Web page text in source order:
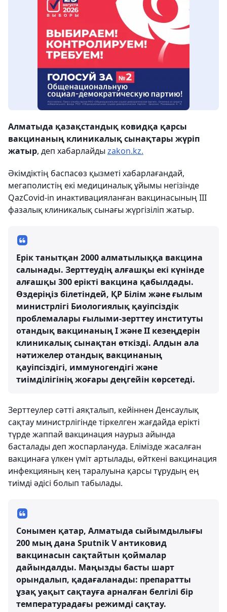
Алматыда қазақстандық ковидқа қарсы
вакцинаның клиникалық сынақтары жүріп
жатыр, деп хабарлайды zakon.kz.
Әкімдіктің баспасөз қызметі хабарлағандай,
мегаполистің екі медициналық ұйымы негізінде
QazCovid-in инактивацияланған вакцинасының ІІІ
фазалық клиникалық сынағы жүргізіліп жатыр.
Ерік танытқан 2000 алматылыққа вакцина
салынады. Зерттеудің алғашқы екі күнінде
алғашқы 300 ерікті вакцина қабылдады.
Өздеріңіз білетіндей, ҚР Білім және ғылым
министрлігі Биологиялық қауіпсіздік
проблемалары ғылыми-зерттеу институты
отандық вакцинаның І және ІІ кезеңдерін
клиникалық сынақтан өткізді. Алдын ала
нәтижелер отандық вакцинаның
қауіпсіздігі, иммуногендігі және
тиімділігінің жоғары деңгейін көрсетеді.
Зерттеулер сәтті аяқталып, кейіннен Денсаулық
сақтау министрлігінде тіркелген жағдайда ерікті
түрде жаппай вакцинация наурыз айында
басталады деп жоспарлануда. Елімізде жасалған
вакцинаға үлкен үміт артылады, өйткені вакцинация
инфекцияның кең таралуына қарсы тұрудың ең
тиімді әдісі болып табылады.
Сонымен қатар, Алматыда сыйымдылығы
200 мың дана Sputnik V антиковид
вакцинасын сақтайтын қоймалар
дайындалды. Маңызды басты шарт
орындалып, қадағаланады: препаратты
ұзақ уақыт сақтауға арналған белгілі бір
температурадағы режимді сақтау.